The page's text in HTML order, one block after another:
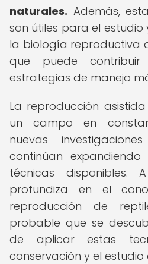
naturales. Además,
son útiles para el
la biología reproductiva
que puede
estrategias de manejo
La reproducción
un campo en
nuevas
continúan
técnicas
profundiza en el
reproducción de
probable que se
de aplicar estas
conservación y el estudio